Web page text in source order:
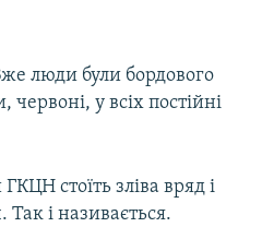
люди були бордового
у всіх постійні
стоїть зліва вряд і
і називається.